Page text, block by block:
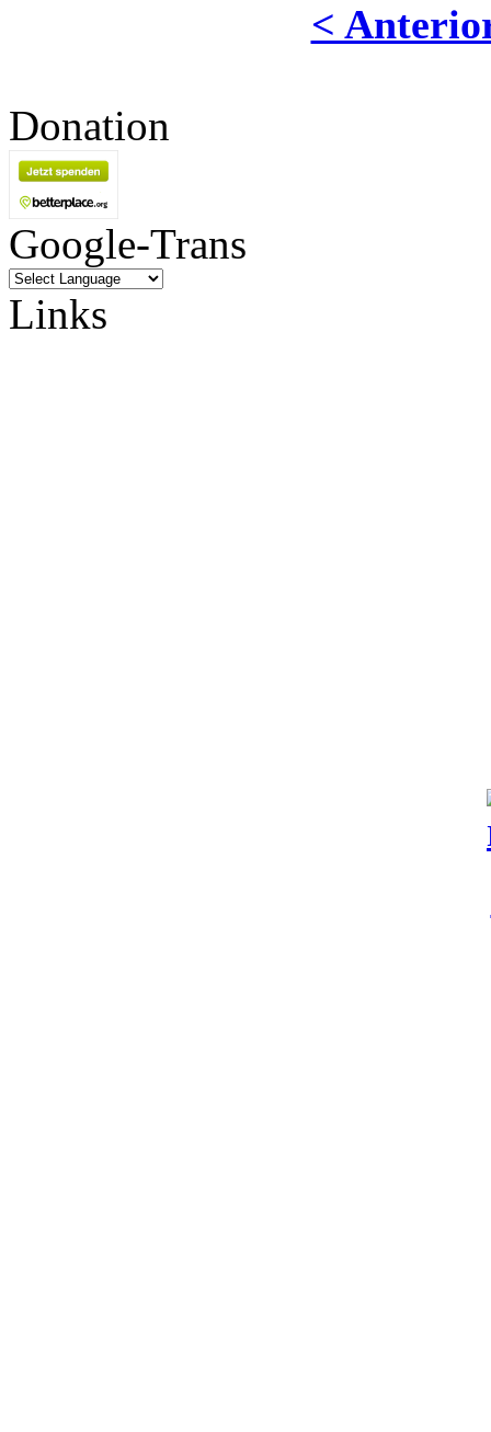
<
Donation
Google-Trans
Links